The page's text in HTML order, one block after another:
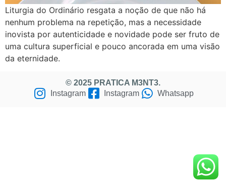
Liturgia do Ordinário resgata a noção de que não há
nenhum problema na repetição, mas a necessidade
inovista por autenticidade e novidade pode ser fruto de
uma cultura superficial e pouco ancorada em uma visão
da eternidade.
© 2025 PRATICA M3NT3.
Instagram
Instagram Whatsapp